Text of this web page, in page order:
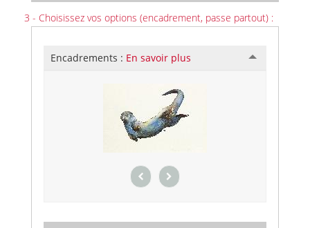
3 - Choisissez vos options (encadrement, passe partout) :
Encadrements : En savoir plus